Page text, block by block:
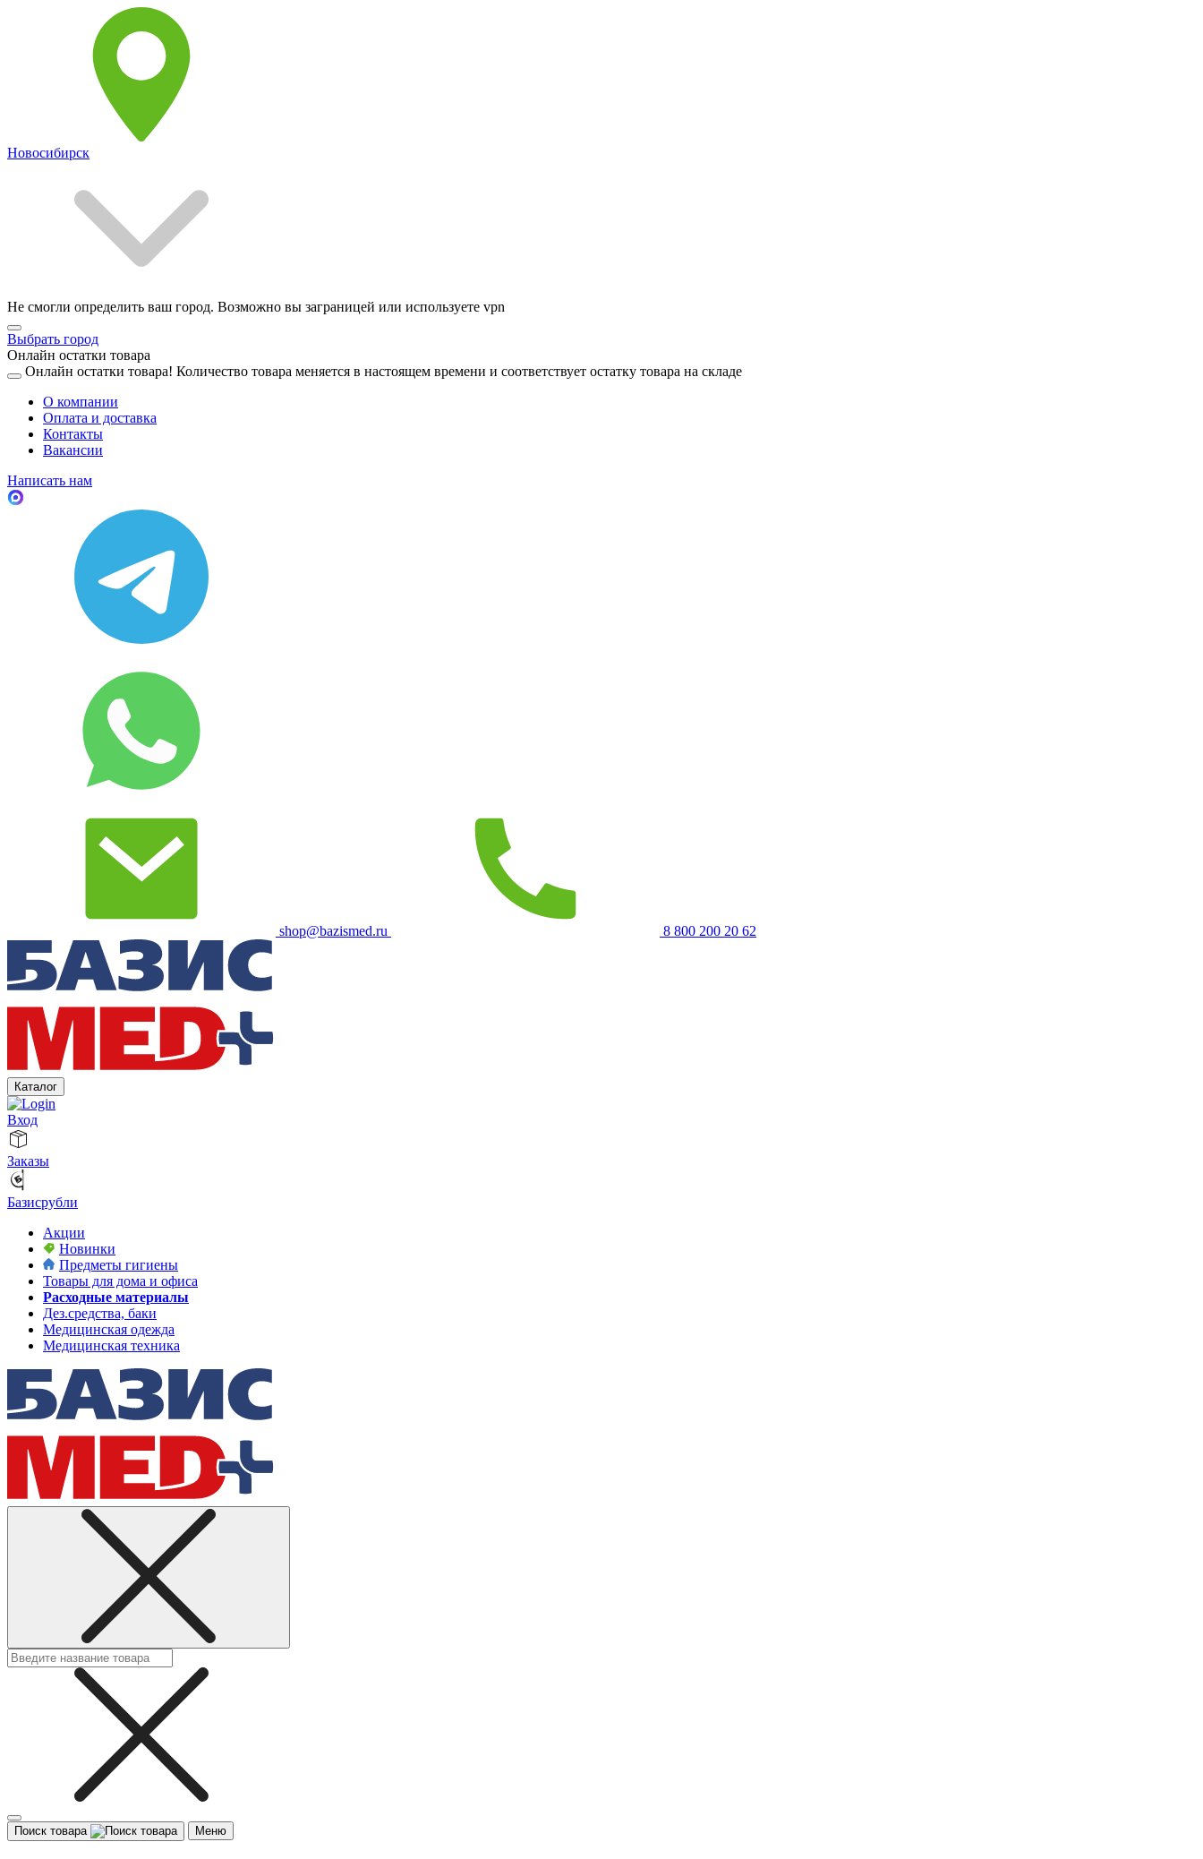
Новосибирск
Не смогли определить ваш город. Возможно вы заграницей или используете vpn
Выбрать город
Онлайн остатки товара
Онлайн остатки товара! Количество товара меняется в настоящем времени и соответствует остатку товара на складе
О компании
Оплата и доставка
Контакты
Вакансии
Написать нам
shop@bazismed.ru 8 800 200 20 62
Каталог
Вход
Заказы
Базисрубли
Акции
Новинки
Предметы гигиены
Товары для дома и офиса
Расходные материалы
Дез.средства, баки
Медицинская одежда
Медицинская техника
Поиск товара Меню